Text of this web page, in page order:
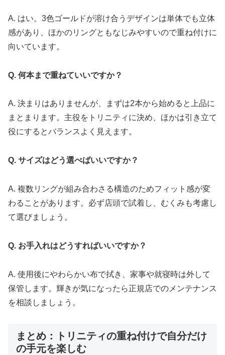
A. はい。3色ゴールドが溶け合うデザインは単体でも立体
感があり、ほかのリングともなじみやすいので重ね付けに
向いています。
Q. 何本まで重ねていいですか？
A. 決まりはありませんが、まずは2本から始めると上品に
まとまります。主役をトリニティに決め、ほかは引き立て
役にするとバランスよく見えます。
Q. サイズはどう選べばいいですか？
A. 複数リングが組み合わさる構造のためフィット感が変
わることがあります。必ず店頭で試着し、むくみも考慮し
て選びましょう。
Q. お手入れはどうすればいいですか？
A. 使用後にやわらかい布で拭き、家事や就寝時は外して
保管します。輝きが気になったら正規店でのメンテナンス
を相談しましょう。
まとめ：トリニティの重ね付けで自分だけ
の手元を楽しむ